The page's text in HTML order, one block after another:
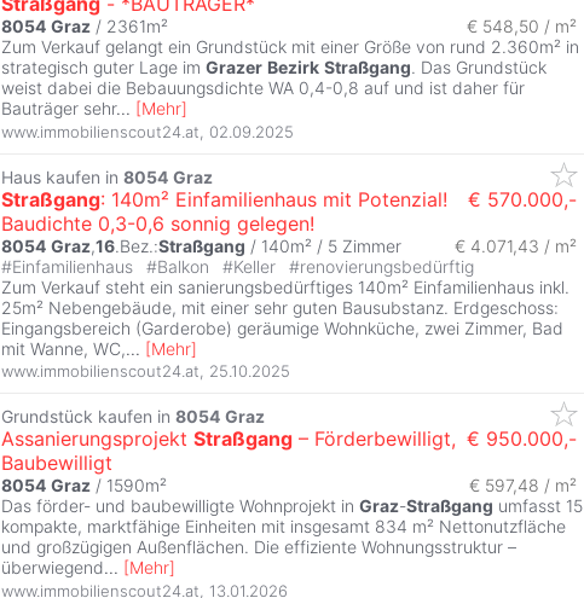
8054 Graz / 2361m²
€ 548,50 / m²
Zum Verkauf gelangt ein Grundstück mit einer Größe von rund 2.360m² in
strategisch guter Lage im Grazer Bezirk Straßgang. Das Grundstück
weist dabei die Bebauungsdichte WA 0,4-0,8 auf und ist daher für
Bauträger sehr... [Mehr]
www.immobilienscout24.at 02.09.2025
Haus kaufen in 8054 Graz
Straßgang: 140m² Einfamilienhaus mit Potenzial!
Baudichte 0,3-0,6 sonnig gelegen!
€ 570.000,-
8054 Graz,16.Bez.:Straßgang / 140m² / 5 Zimmer
€ 4.071,43 / m²
#Einfamilienhaus #Balkon #Keller #renovierungsbedürftig
Zum Verkauf steht ein sanierungsbedürftiges 140m² Einfamilienhaus inkl.
25m² Nebengebäude, mit einer sehr guten Bausubstanz. Erdgeschoss:
Eingangsbereich (Garderobe) geräumige Wohnküche, zwei Zimmer, Bad
mit Wanne, WC,... [Mehr]
www.immobilienscout24.at 25.10.2025
Grundstück kaufen in 8054 Graz
Assanierungsprojekt Straßgang – Förderbewilligt,
Baubewilligt
€ 950.000,-
8054 Graz / 1590m²
€ 597,48 / m²
Das förder- und baubewilligte Wohnprojekt in Graz-Straßgang umfasst 15
kompakte, marktfähige Einheiten mit insgesamt 834 m² Nettonutzfläche
und großzügigen Außenflächen. Die effiziente Wohnungsstruktur –
überwiegend... [Mehr]
www.immobilienscout24.at 13.01.2026